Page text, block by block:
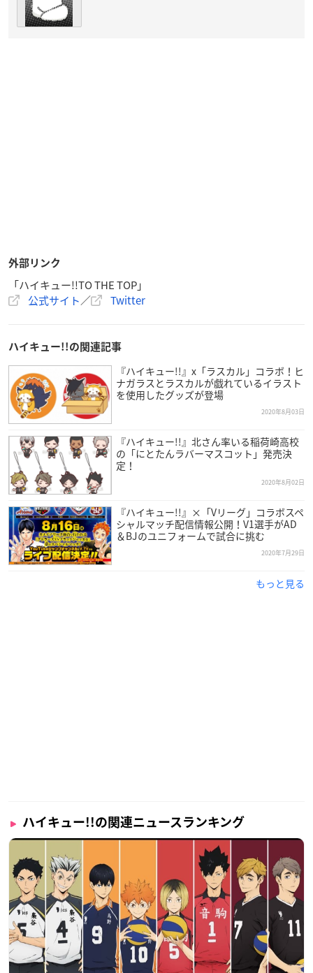
外部リンク
「ハイキュー!!TO THE TOP」
公式サイト／ Twitter
ハイキュー!!の関連記事
『ハイキュー!!』x「ラスカル」コラボ！ヒ
ナガラスとラスカルが戯れているイラスト
を使用したグッズが登場
2020年8月03日
『ハイキュー!!』北さん率いる稲荷崎高校
の「にとたんラバーマスコット」発売決
定！
2020年8月02日
『ハイキュー!!』×「Vリーグ」コラボスペ
シャルマッチ配信情報公開！V1選手がAD
＆BJのユニフォームで試合に挑む
2020年7月29日
もっと見る
ハイキュー!!の関連ニュースランキング